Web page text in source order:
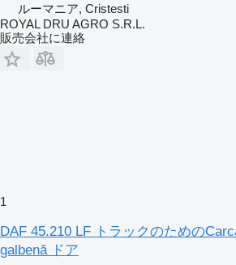
ルーマニア, Cristesti
ROYAL DRU AGRO S.R.L.
販売会社に連絡
1
DAF 45.210 LF トラックのための
galbenă ドア